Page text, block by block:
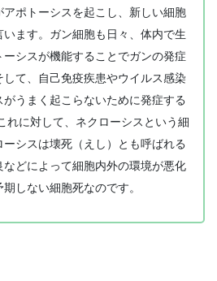
ポトーシスを起こし、新しい細胞
ます。ガン細胞も日々、体内で生
ーシスが機能することでガンの発症
て、自己免疫疾患やウイルス感染
うまく起こらないために発症する
れに対して、ネクローシスという細
シスは壊死（えし）とも呼ばれる
などによって細胞内外の環境が悪化
しない細胞死なのです。